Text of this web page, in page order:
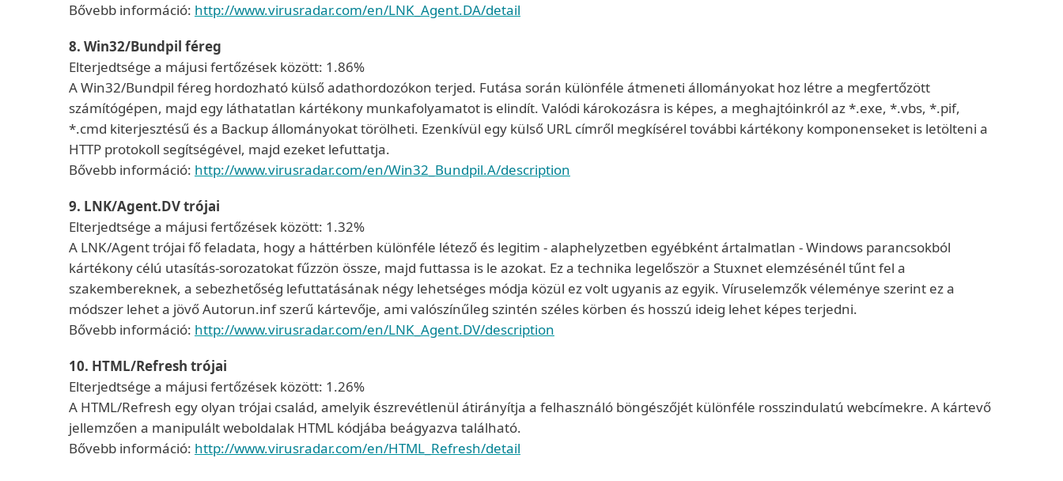
Bővebb információ: http://www.virusradar.com/en/LNK_Agent.DA/detail
8. Win32/Bundpil féreg
Elterjedtsége a májusi fertőzések között: 1.86%
A Win32/Bundpil féreg hordozható külső adathordozókon terjed. Futása során különféle átmeneti állományokat hoz létre a megfertőzött
számítógépen, majd egy láthatatlan kártékony munkafolyamatot is elindít. Valódi károkozásra is képes, a meghajtóinkról az *.exe, *.vbs, *.pif,
*.cmd kiterjesztésű és a Backup állományokat törölheti. Ezenkívül egy külső URL címről megkísérel további kártékony komponenseket is letölteni a
HTTP protokoll segítségével, majd ezeket lefuttatja.
Bővebb információ: http://www.virusradar.com/en/Win32_Bundpil.A/description
9. LNK/Agent.DV trójai
Elterjedtsége a májusi fertőzések között: 1.32%
A LNK/Agent trójai fő feladata, hogy a háttérben különféle létező és legitim - alaphelyzetben egyébként ártalmatlan - Windows parancsokból
kártékony célú utasítás-sorozatokat fűzzön össze, majd futtassa is le azokat. Ez a technika legelőször a Stuxnet elemzésénél tűnt fel a
szakembereknek, a sebezhetőség lefuttatásának négy lehetséges módja közül ez volt ugyanis az egyik. Víruselemzők véleménye szerint ez a
módszer lehet a jövő Autorun.inf szerű kártevője, ami valószínűleg szintén széles körben és hosszú ideig lehet képes terjedni.
Bővebb információ: http://www.virusradar.com/en/LNK_Agent.DV/description
10. HTML/Refresh trójai
Elterjedtsége a májusi fertőzések között: 1.26%
A HTML/Refresh egy olyan trójai család, amelyik észrevétlenül átirányítja a felhasználó böngészőjét különféle rosszindulatú webcímekre. A kártevő
jellemzően a manipulált weboldalak HTML kódjába beágyazva található.
Bővebb információ: http://www.virusradar.com/en/HTML_Refresh/detail